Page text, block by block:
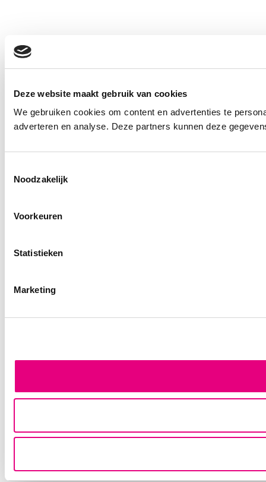
Deze website maakt gebruik van cookies
We gebruiken cookies om content en advertenties te
adverteren en analyse. Deze partners kunnen deze
Noodzakelijk
Voorkeuren
Statistieken
Marketing